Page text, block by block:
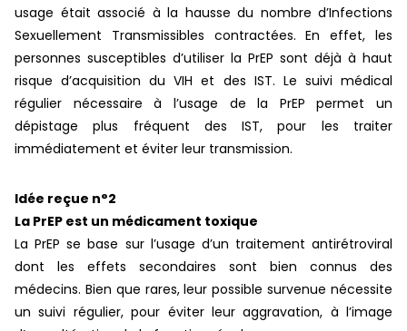
usage était associé à la hausse du nombre d’Infections
Sexuellement Transmissibles contractées. En effet, les
personnes susceptibles d’utiliser la PrEP sont déjà à haut
risque d’acquisition du VIH et des IST. Le suivi médical
régulier nécessaire à l’usage de la PrEP permet un
dépistage plus fréquent des IST, pour les traiter
immédiatement et éviter leur transmission.
Idée reçue n°2
La PrEP est un médicament toxique
La PrEP se base sur l’usage d’un traitement antirétroviral
dont les effets secondaires sont bien connus des
médecins. Bien que rares, leur possible survenue nécessite
un suivi régulier, pour éviter leur aggravation, à l’image